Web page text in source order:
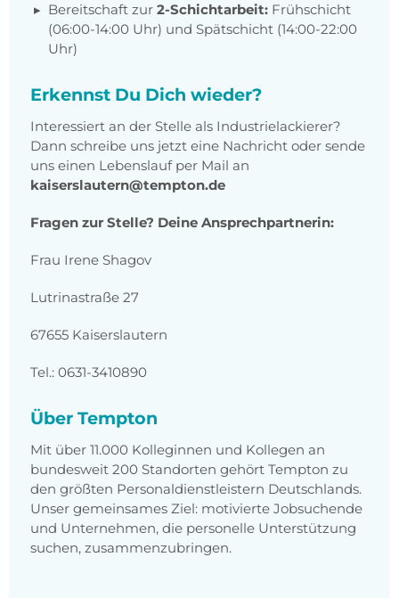
Bereitschaft zur 2-Schichtarbeit: Frühschicht
(06:00-14:00 Uhr) und Spätschicht (14:00-22:00
Uhr)
Erkennst Du Dich wieder?
Interessiert an der Stelle als Industrielackierer?
Dann schreibe uns jetzt eine Nachricht oder sende
uns einen Lebenslauf per Mail an
kaiserslautern@tempton.de
Fragen zur Stelle? Deine Ansprechpartnerin:
Frau Irene Shagov
Lutrinastraße 27
67655 Kaiserslautern
Tel.: 0631-3410890
Über Tempton
Mit über 11.000 Kolleginnen und Kollegen an
bundesweit 200 Standorten gehört Tempton zu
den größten Personaldienstleistern Deutschlands.
Unser gemeinsames Ziel: motivierte Jobsuchende
und Unternehmen, die personelle Unterstützung
suchen, zusammenzubringen.